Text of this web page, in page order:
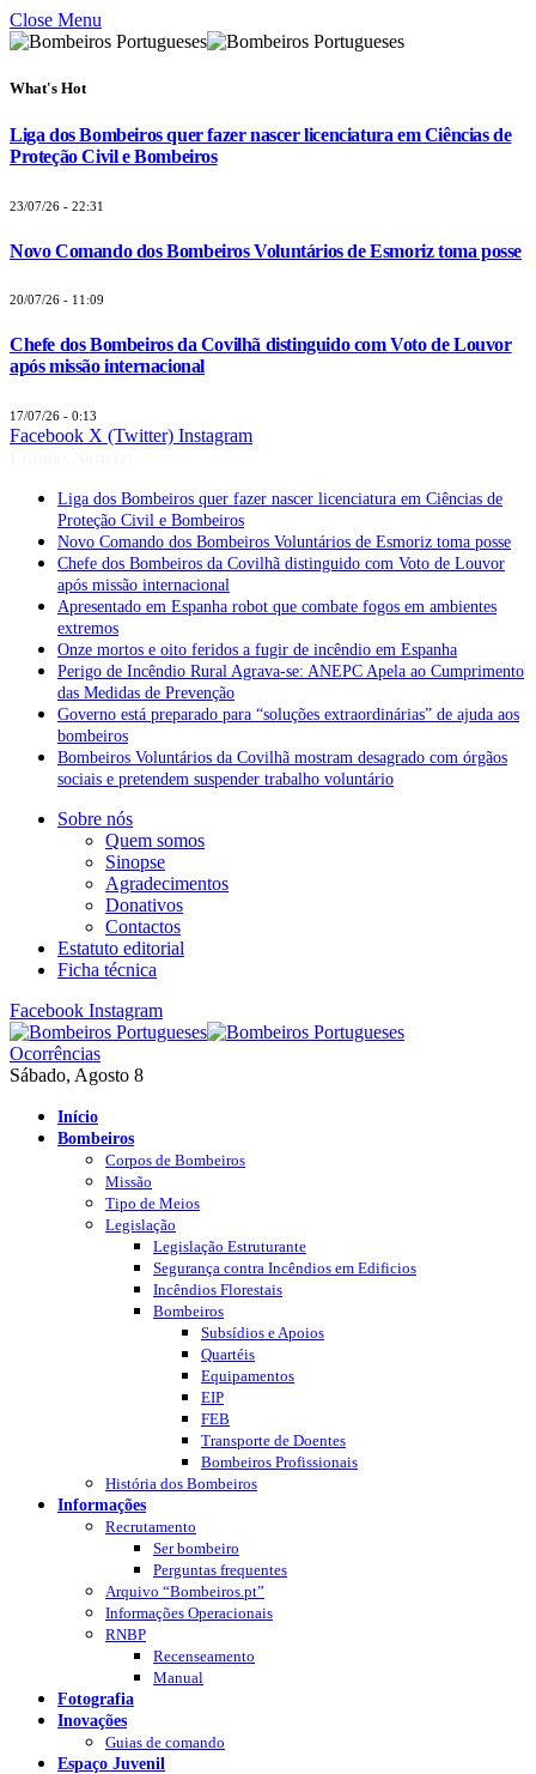
Close Menu
What's Hot
Liga dos Bombeiros quer fazer nascer licenciatura em Ciências de
Proteção Civil e Bombeiros
23/07/26 - 22:31
Novo Comando dos Bombeiros Voluntários de Esmoriz toma posse
20/07/26 - 11:09
Chefe dos Bombeiros da Covilhã distinguido com Voto de Louvor
após missão internacional
17/07/26 - 0:13
Facebook X (Twitter) Instagram
Liga dos Bombeiros quer fazer nascer licenciatura em Ciências de
Proteção Civil e Bombeiros
Novo Comando dos Bombeiros Voluntários de Esmoriz toma posse
Chefe dos Bombeiros da Covilhã distinguido com Voto de Louvor
após missão internacional
Apresentado em Espanha robot que combate fogos em ambientes
extremos
Onze mortos e oito feridos a fugir de incêndio em Espanha
Perigo de Incêndio Rural Agrava-se: ANEPC Apela ao Cumprimento
das Medidas de Prevenção
Governo está preparado para “soluções extraordinárias” de ajuda aos
bombeiros
Bombeiros Voluntários da Covilhã mostram desagrado com órgãos
sociais e pretendem suspender trabalho voluntário
Sobre nós
Quem somos
Sinopse
Agradecimentos
Donativos
Contactos
Estatuto editorial
Ficha técnica
Facebook Instagram
Ocorrências
Sábado, Agosto 8
Início
Bombeiros
Corpos de Bombeiros
Missão
Tipo de Meios
Legislação
Legislação Estruturante
Segurança contra Incêndios em Edificios
Incêndios Florestais
Bombeiros
Subsídios e Apoios
Quartéis
Equipamentos
EIP
FEB
Transporte de Doentes
Bombeiros Profissionais
História dos Bombeiros
Informações
Recrutamento
Ser bombeiro
Perguntas frequentes
Arquivo “Bombeiros.pt”
Informações Operacionais
RNBP
Recenseamento
Manual
Fotografia
Inovações
Guias de comando
Espaço Juvenil